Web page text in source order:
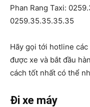
Phan Rang Taxi:
0259.35.35.35.35
Hãy gọi tới hotline
được xe và bắt đầu
cách tốt nhất có thể
Đi xe máy